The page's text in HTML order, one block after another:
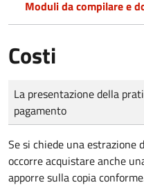
Moduli da compilare e
Costi
Tipo di pagamento
Importo
La presentazione della
pagamento
Se si chiede una estrazione
occorre acquistare anche
apporre sulla copia